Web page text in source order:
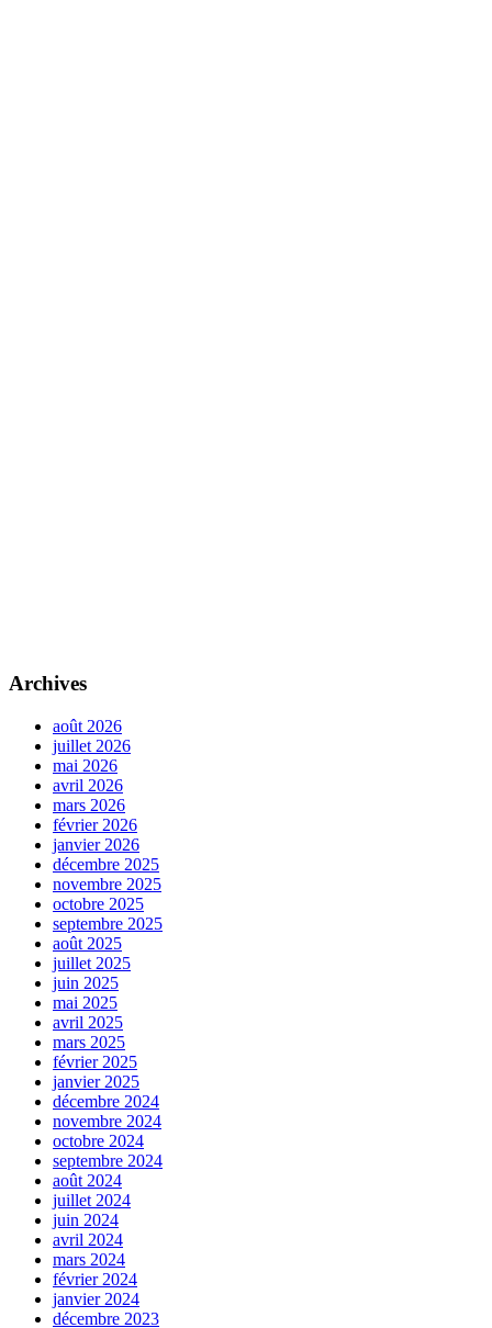
Archives
août 2026
juillet 2026
mai 2026
avril 2026
mars 2026
février 2026
janvier 2026
décembre 2025
novembre 2025
octobre 2025
septembre 2025
août 2025
juillet 2025
juin 2025
mai 2025
avril 2025
mars 2025
février 2025
janvier 2025
décembre 2024
novembre 2024
octobre 2024
septembre 2024
août 2024
juillet 2024
juin 2024
avril 2024
mars 2024
février 2024
janvier 2024
décembre 2023